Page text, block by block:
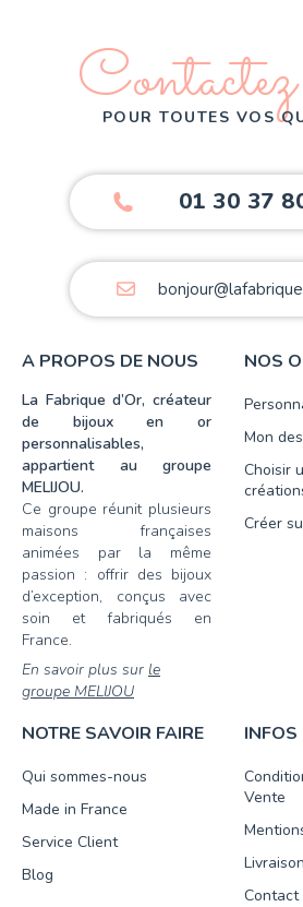
POUR TOUTES VOS
01 30 37
A PROPOS DE NOUS
La Fabrique d’Or, créateur
de bijoux en or
personnalisables,
appartient au groupe
MELIJOU.
Ce groupe réunit plusieurs
maisons françaises
animées par la même
passion : offrir des bijoux
d’exception, conçus avec
soin et fabriqués en
France.
En savoir plus sur le
groupe MELIJOU
NOS
Mon
Choisir
Créer
NOTRE SAVOIR FAIRE
Qui sommes-nous
Made in France
Service Client
Blog
INFOS
Vente
Contact